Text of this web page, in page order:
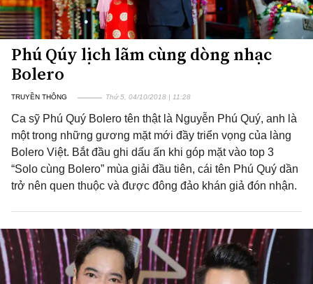
Phú Qúy lịch lãm cùng dòng nhạc
Bolero
TRUYỀN THÔNG Thứ 5, 04/10/2018 | 11:28
Ca sỹ Phú Quý Bolero tên thật là Nguyễn Phú Quý, anh là
một trong những gương mặt mới đầy triển vọng của làng
Bolero Việt. Bắt đầu ghi dấu ấn khi góp mặt vào top 3
“Solo cùng Bolero” mùa giải đầu tiên, cái tên Phú Quý dần
trở nên quen thuộc và được đông đảo khán giả đón nhận.